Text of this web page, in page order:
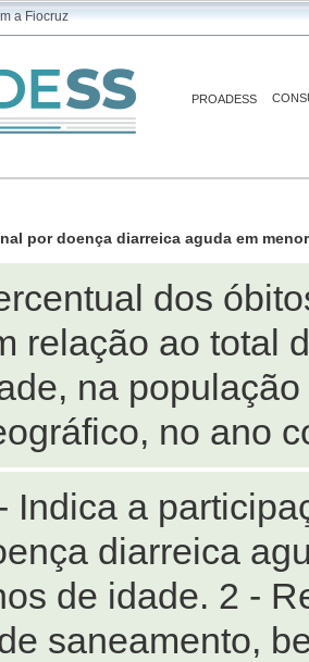
a Fiocruz
PROADESS
por doença diarreica aguda em
dos
relação ao total
na
no ano
Indica a
diarreica
de idade. 2 -
saneamento,